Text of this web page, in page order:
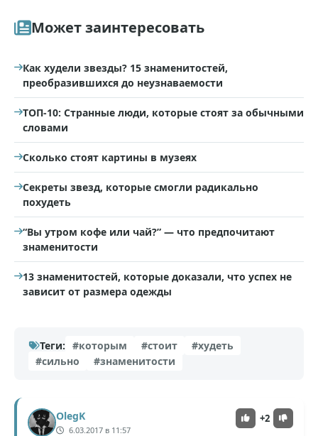
Может заинтересовать
Как худели звезды? 15 знаменитостей,
преобразившихся до неузнаваемости
ТОП-10: Странные люди, которые стоят за обычными
словами
Сколько стоят картины в музеях
Секреты звезд, которые смогли радикально
похудеть
“Вы утром кофе или чай?” — что предпочитают
знаменитости
13 знаменитостей, которые доказали, что успех не
зависит от размера одежды
Теги: #которым #стоит
#худеть
#сильно
#знаменитости
OlegK
6.03.2017 в 11:57
+2